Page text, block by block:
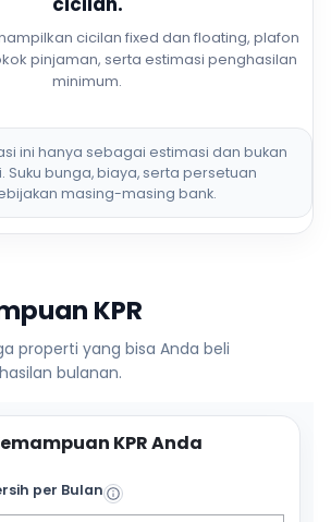
cicilan fixed dan floating, plafon
pinjaman, serta estimasi penghasilan
minimum.
ini hanya sebagai estimasi dan bukan
Suku bunga, biaya, serta persetuan
masing-masing bank.
KPR
properti yang bisa Anda beli
bulanan.
KPR Anda
per Bulan